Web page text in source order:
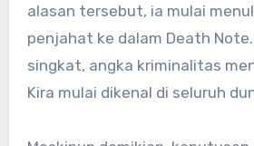
alasan tersebut, ia mulai
penjahat ke dalam Death
singkat, angka kriminalitas
Kira mulai dikenal di seluruh